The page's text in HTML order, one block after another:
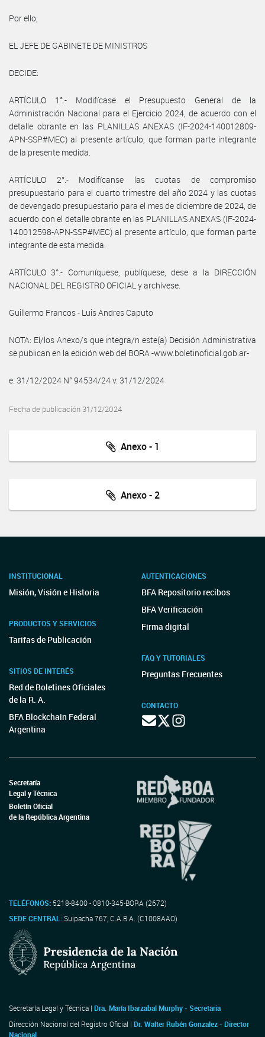
Por ello,
EL JEFE DE GABINETE DE MINISTROS
DECIDE:
ARTÍCULO 1°.- Modifícase el Presupuesto General de la
Administración Nacional para el Ejercicio 2024, de acuerdo con el
detalle obrante en las PLANILLAS ANEXAS (IF-2024-140012809-
APN-SSP#MEC) al presente artículo, que forman parte integrante
de la presente medida.
ARTÍCULO 2°.- Modifícanse las cuotas de compromiso
presupuestario para el cuarto trimestre del año 2024 y las cuotas
de devengado presupuestario para el mes de diciembre de 2024, de
acuerdo con el detalle obrante en las PLANILLAS ANEXAS (IF-2024-
140012598-APN-SSP#MEC) al presente artículo, que forman parte
integrante de esta medida.
ARTÍCULO 3°.- Comuníquese, publíquese, dese a la DIRECCIÓN
NACIONAL DEL REGISTRO OFICIAL y archívese.
Guillermo Francos - Luis Andres Caputo
NOTA: El/los Anexo/s que integra/n este(a) Decisión Administrativa
se publican en la edición web del BORA -www.boletinoficial.gob.ar-
e. 31/12/2024 N° 94534/24 v. 31/12/2024
Fecha de publicación 31/12/2024
Anexo - 1
Anexo - 2
INSTITUCIONAL
Misión, Visión e Historia
PRODUCTOS Y SERVICIOS
Tarifas de Publicación
SITIOS DE INTERÉS
Red de Boletines Oficiales
de la R. A.
BFA Blockchain Federal
Argentina
AUTENTICACIONES
BFA Repositorio recibos
BFA Verificación
Firma digital
FAQ Y TUTORIALES
Preguntas Frecuentes
CONTACTO
Secretaría
Legal y Técnica
Boletín Oficial
de la República Argentina
TELÉFONOS: 5218-8400 - 0810-345-BORA (2672)
SEDE CENTRAL:Suipacha 767, C.A.B.A. (C1008AAO)
Secretaría Legal y Técnica | Dra. María Ibarzabal Murphy - Secretaria
Dirección Nacional del Registro Oficial | Dr. Walter Rubén Gonzalez - Director
Nacional